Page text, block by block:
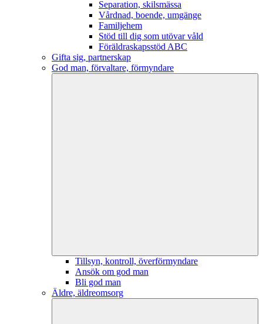
Separation, skilsmässa
Vårdnad, boende, umgänge
Familjehem
Stöd till dig som utövar våld
Föräldraskapsstöd ABC
Gifta sig, partnerskap
God man, förvaltare, förmyndare
Tillsyn, kontroll, överförmyndare
Ansök om god man
Bli god man
Äldre, äldreomsorg